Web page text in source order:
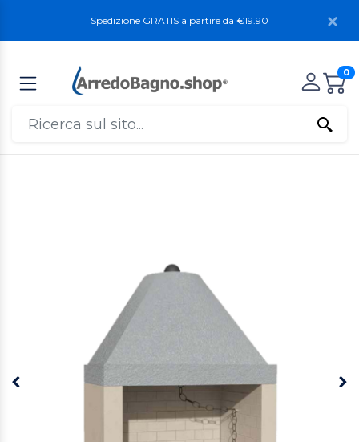
Spedizione GRATIS a partire da €19.90
0